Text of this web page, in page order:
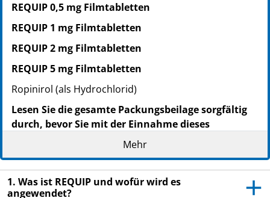
REQUIP 0,5 mg Filmtabletten
REQUIP 1 mg Filmtabletten
REQUIP 2 mg Filmtabletten
REQUIP 5 mg Filmtabletten
Ropinirol (als Hydrochlorid)
Lesen Sie die gesamte Packungsbeilage sorgfältig
durch, bevor Sie mit der Einnahme dieses
Arzneimittels beginnen, denn sie enthält wichtige
Dieses Arzneimittel wurde Ihnen persönlich
verschrieben. Geben Sie es nicht an Dritte weiter.
Mehr
1. Was ist REQUIP und wofür wird es
angewendet?